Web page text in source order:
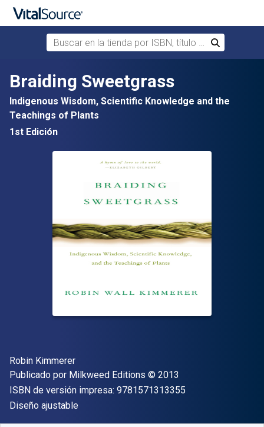
Saltar al contenido principal
Buscar en la tienda por ISBN, título o autor
Buscar
Braiding Sweetgrass
Indigenous Wisdom, Scientific Knowledge and the
Teachings of Plants
1st Edición
Autor(es)
Robin Kimmerer
Editorial
Publicado por Milkweed Editions Copyright
© 2013
ISBN de versión impresa: 9781571313355
Formato
Diseño ajustable